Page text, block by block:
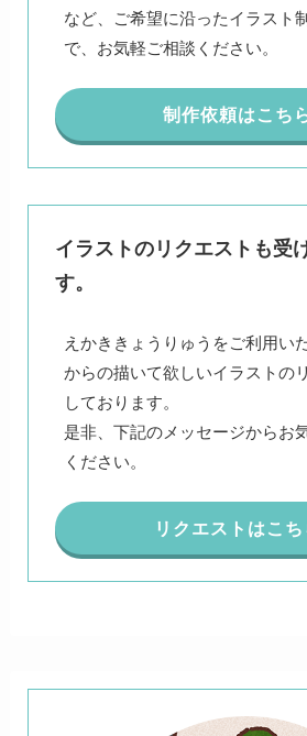
など、ご希望に沿ったイラスト
で、お気軽ご相談ください。
制作依頼はこち
イラストのリクエストも受
す。
えかききょうりゅうをご利用い
からの描いて欲しいイラストの
しております。
是非、下記のメッセージからお
ください。
リクエストはこち